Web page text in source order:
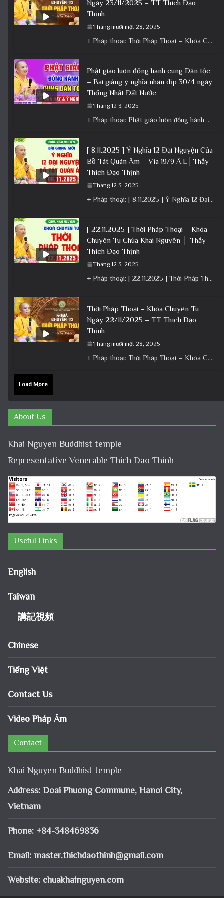
Ngày 23/11/2025 – TT Thích Đạo
Thịnh
Tháng mười một 28, 2025
+ Pháp thoại: Thời Pháp Thoại – Khóa Chuyên Tu Ngày 23/11/2025 – TT Thích Đạo Thịnh + Album: Pháp
Phật giáo luôn đồng hành cùng Dân tộc
– Bài giảng ý nghĩa nhân dịp 30/4 ngày
Thống Nhất Đất Nước
Tháng 12 3, 2025
+ Pháp thoại: Phật giáo luôn đồng hành cùng Dân tộc – Bài giảng ý nghĩa nhân dịp 30/4 ngày
[ 8.11.2025 ] Ý Nghĩa 12 Đại Nguyện Của
Bồ Tát Quán Âm – Vía 19/9 Â.L│Thầy
Thích Đạo Thịnh
Tháng 12 3, 2025
+ Pháp thoại: [ 8.11.2025 ] Ý Nghĩa 12 Đại Nguyện Của Bồ Tát Quán Âm – Vía 19/9 Â.L│Thầy
[ 22.11.2025 ] Thời Pháp Thoại – Khóa
Chuyên Tu Chùa Khai Nguyên │ Thầy
Thích Đạo Thịnh
Tháng 12 3, 2025
+ Pháp thoại: [ 22.11.2025 ] Thời Pháp Thoại – Khóa Chuyên Tu Chùa Khai Nguyên │ Thầy Thích Đạo
Thời Pháp Thoại – Khóa Chuyên Tu
Ngày 22/11/2025 – TT Thích Đạo
Thịnh
Tháng mười một 28, 2025
+ Pháp thoại: Thời Pháp Thoại – Khóa Chuyên Tu Ngày 22/11/2025 – TT Thích Đạo Thịnh + Album: Pháp
Load More
About Us
Khai Nguyen Buddhist temple
Representative Venerable Thich Dao Thinh
Useful Links
English
Taiwan
講記視頻
Chinese
Tiếng Việt
Contact Us
Video Pháp Âm
Contact
Khai Nguyen Buddhist temple
Address: Doai Phuong Commune, Hanoi City,
Vietnam
Phone: +84-348469836
Email: master.thichdaothinh@gmail.com
Website: chuakhainguyen.com